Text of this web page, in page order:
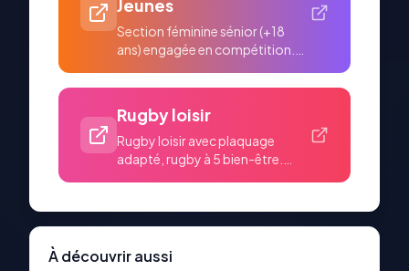
Jeunes
Section féminine sénior (+18
ans) engagée en compétition.
Rugby loisir
Rugby loisir avec plaquage
adapté, rugby à 5 bien-être.
À découvrir aussi